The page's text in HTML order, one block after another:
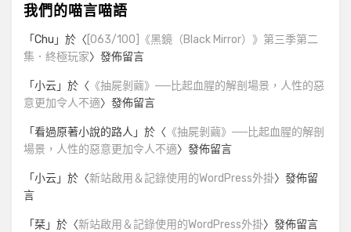
我們的喵言喵語
「Chu 」於〈 [063/100]《黑鏡（Black Mirror）》第三季第二
集．終極玩家〉發佈留言
「小云」於〈 《抽屍剝繭》──比起血腥的解剖場景，人性的惡
意更加令人不適〉發佈留言
「看過原著小說的路人 」於〈 《抽屍剝繭》──比起血腥的解剖
場景，人性的惡意更加令人不適〉發佈留言
「小云」於〈新站啟用＆記錄使用的WordPress外掛〉發佈留
言
「栞」於〈新站啟用＆記錄使用的WordPress外掛〉發佈留言